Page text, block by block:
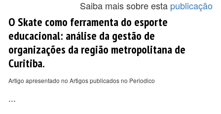
Saiba mais sobre esta publicação
O Skate como ferramenta do esporte
educacional: análise da gestão de
organizações da região metropolitana de
Curitiba.
Artigo apresentado no Artigos publicados no Periodico
...